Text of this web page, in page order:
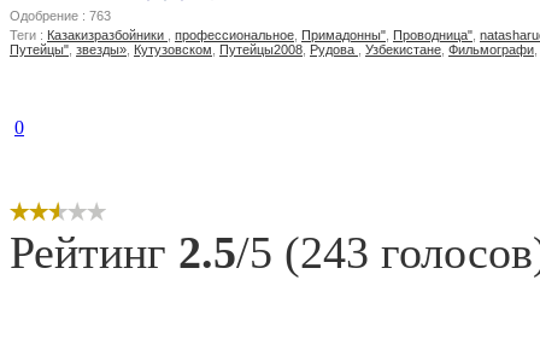
Одобрение : 763
Теги : Казакизразбойники профессиональное Примадонны" Проводница"
Путейцы" звезды» Кутузовском Путейцы2008 Рудова Узбекистане Фильмографи
0
Рейтинг 2.5/5 (243